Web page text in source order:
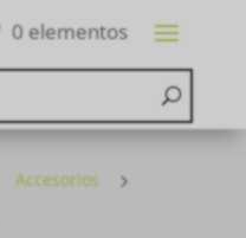
0 elementos
Accesorios 5